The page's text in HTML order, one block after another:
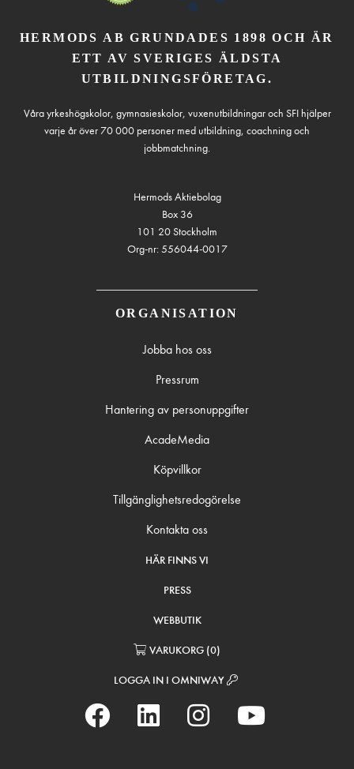
HERMODS AB GRUNDADES 1898 OCH ÄR
ETT AV SVERIGES ÄLDSTA
UTBILDNINGSFÖRETAG.
Våra yrkeshögskolor, gymnasieskolor, vuxenutbildningar och SFI hjälper
varje år över 70 000 personer med utbildning, coachning och
jobbmatchning.
Hermods Aktiebolag
Box 36
101 20 Stockholm
Org-nr: 556044-0017
ORGANISATION
Jobba hos oss
Pressrum
Hantering av personuppgifter
AcadeMedia
Köpvillkor
Tillgänglighetsredogörelse
Kontakta oss
HÄR FINNS VI
PRESS
WEBBUTIK
VARUKORG (0)
LOGGA IN I OMNIWAY